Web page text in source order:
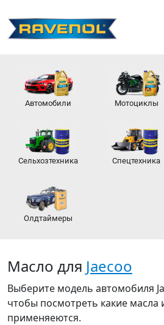
Автомобили Мотоциклы
Сельхозтехника Спецтехника
Олдтаймеры
Масло для Jaecoo
Выберите модель автомобиля
чтобы посмотреть какие масла
применяеются.